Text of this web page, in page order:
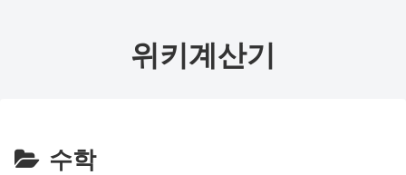
위키계산기
수학